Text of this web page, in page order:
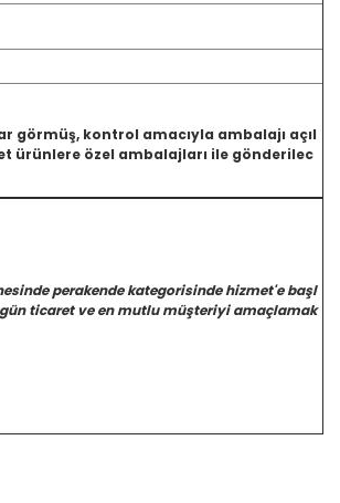
görmüş, kontrol amacıyla ambalajı açıl
ürünlere özel ambalajları ile gönderilec
perakende kategorisinde hizmet'e başl
ticaret ve en mutlu müşteriyi amaçlamak